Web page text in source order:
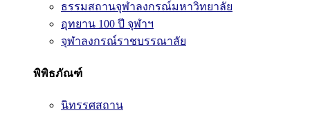
ธรรมสถานจุฬาลงกรณ์มหาวิทยาลัย
อุทยาน 100 ปี จุฬาฯ
จุฬาลงกรณ์ราชบรรณาลัย
พิพิธภัณฑ์
นิทรรศสถาน